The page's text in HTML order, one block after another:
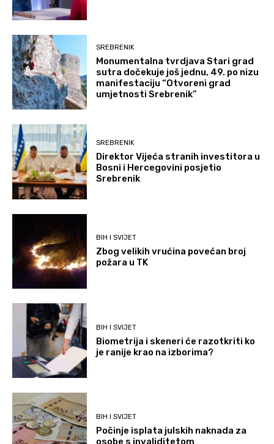
SREBRENIK
Monumentalna tvrdjava Stari grad
sutra dočekuje još jednu, 49. po nizu
manifestaciju “Otvoreni grad
umjetnosti Srebrenik”
SREBRENIK
Direktor Vijeća stranih investitora u
Bosni i Hercegovini posjetio
Srebrenik
BIH I SVIJET
Zbog velikih vrućina povećan broj
požara u TK
BIH I SVIJET
Biometrija i skeneri će razotkriti ko
je ranije krao na izborima?
BIH I SVIJET
Počinje isplata julskih naknada za
osobe s invaliditetom